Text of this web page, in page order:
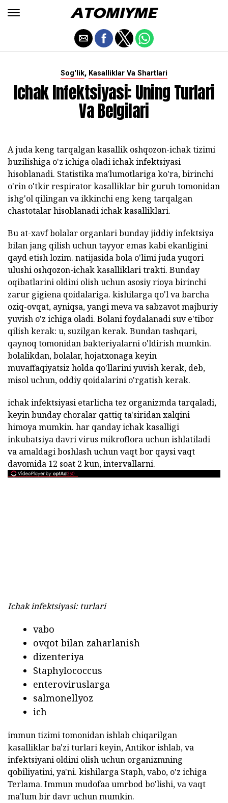
Sog'lik, Kasalliklar Va Shartlari
Ichak Infektsiyasi: Uning Turlari
Va Belgilari
A juda keng tarqalgan kasallik oshqozon-ichak tizimi
buzilishiga o'z ichiga oladi ichak infektsiyasi
hisoblanadi. Statistika ma'lumotlariga ko'ra, birinchi
o'rin o'tkir respirator kasalliklar bir guruh tomonidan
ishg'ol qilingan va ikkinchi eng keng tarqalgan
chastotalar hisoblanadi ichak kasalliklari.
Bu at-xavf bolalar organlari bunday jiddiy infektsiya
bilan jang qilish uchun tayyor emas kabi ekanligini
qayd etish lozim. natijasida bola o'limi juda yuqori
ulushi oshqozon-ichak kasalliklari trakti. Bunday
oqibatlarini oldini olish uchun asosiy rioya birinchi
zarur gigiena qoidalariga. kishilarga qo'l va barcha
oziq-ovqat, ayniqsa, yangi meva va sabzavot majburiy
yuvish o'z ichiga oladi. Bolani foydalanadi suv e'tibor
qilish kerak: u, suzilgan kerak. Bundan tashqari,
qaynoq tomonidan bakteriyalarni o'ldirish mumkin.
bolalikdan, bolalar, hojatxonaga keyin
muvaffaqiyatsiz holda qo'llarini yuvish kerak, deb,
misol uchun, oddiy qoidalarini o'rgatish kerak.
ichak infektsiyasi etarlicha tez organizmda tarqaladi,
keyin bunday choralar qattiq ta'siridan xalqini
himoya mumkin. har qanday ichak kasalligi
inkubatsiya davri virus mikroflora uchun ishlatiladi
va amaldagi boshlash uchun vaqt bor qaysi vaqt
davomida 12 soat 2 kun, intervallarni.
Ichak infektsiyasi: turlari
vabo
ovqot bilan zaharlanish
dizenteriya
Staphylococcus
enteroviruslarga
salmonellyoz
ich
immun tizimi tomonidan ishlab chiqarilgan
kasalliklar ba'zi turlari keyin, Antikor ishlab, va
infektsiyani oldini olish uchun organizmning
qobiliyatini, ya'ni. kishilarga Staph, vabo, o'z ichiga
Terlama. Immun mudofaa umrbod bo'lishi, va vaqt
ma'lum bir davr uchun mumkin.